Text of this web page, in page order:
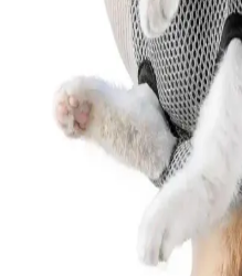
Kedi tüy dökmesini azaltmak
çözümler ve düzenli bakım
MEO Kedi Maması Ton
İçeriğiyle Sağlıklı
MEO'nun ton balık ve deniz
kaliteli içerikleriyle kedilerin
ve güçlü bağışıklık sağlar.
Somon İçeriği Zengin
Sağlıklı ve Lezzetli